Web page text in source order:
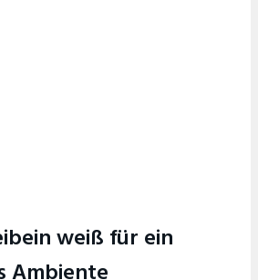
weiß für ein